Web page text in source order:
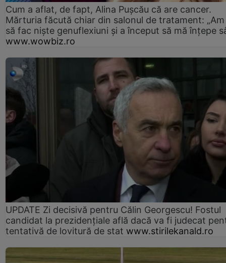
Cum a aflat, de fapt, Alina Pușcău că are cancer.
Mărturia făcută chiar din salonul de tratament:
să fac niște genuflexiuni și a început să mă înțepe
www.wowbiz.ro
UPDATE Zi decisivă pentru Călin Georgescu! Fostul
candidat la prezidențiale află dacă va fi judecat
tentativă de lovitură de stat www.stirilekanald.ro